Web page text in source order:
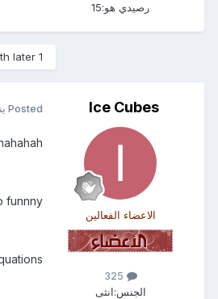
رصيدي هو:15
1 month later...
Ice Cubes
الاعضاء الفعالين
الجنس:انثى
Posted
funnny